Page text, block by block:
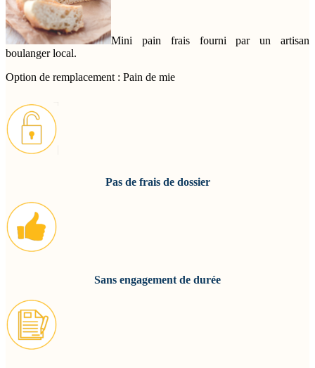
Mini pain frais fourni par un artisan
boulanger local.
Option de remplacement : Pain de mie
Pas de frais de dossier
Sans engagement de durée